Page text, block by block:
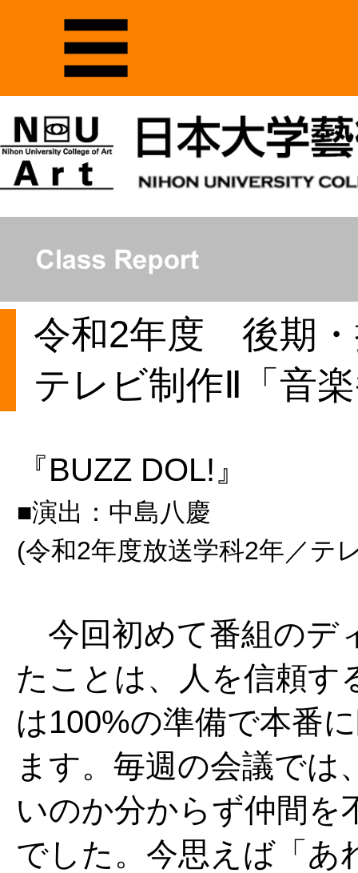
令和2年度 後期
テレビ制作Ⅱ「音
『BUZZ DOL!』
■演出：中島八慶
(令和2年度放送学科2年／テ
今回初めて番組のデ
たことは、人を信頼す
は100%の準備で本番
ます。毎週の会議で
いのか分からず仲間を
でした。今思えば「あ